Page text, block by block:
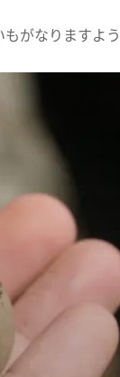
がなりますよう